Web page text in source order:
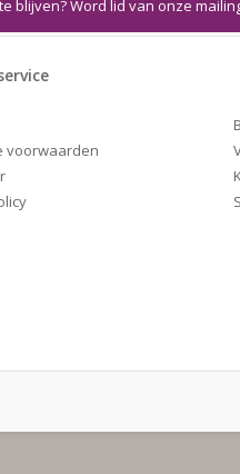
blijven? Word lid van onze
voorwaarden